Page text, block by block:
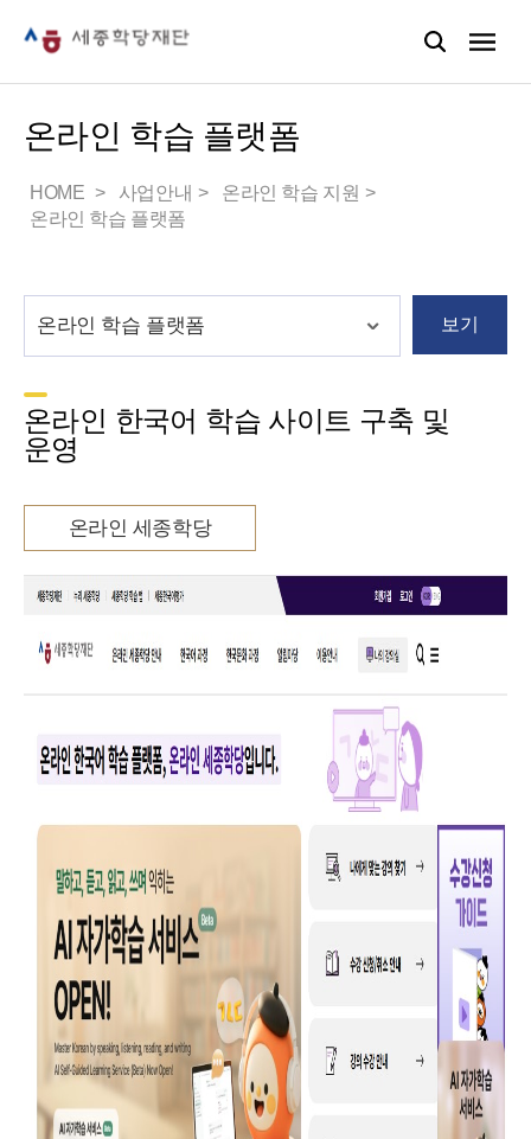
온라인 학습 플랫폼
HOME 사업안내
온라인 학습 지원
온라인 학습 플랫폼
보기
온라인 한국어 학습 사이트 구축 및
운영
온라인 세종학당